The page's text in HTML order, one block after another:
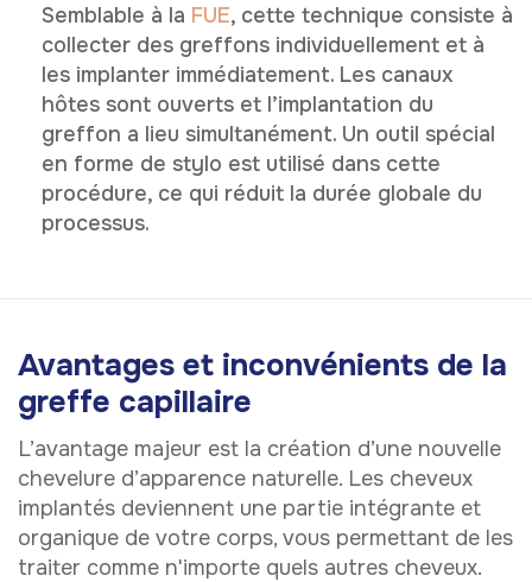
Semblable à la FUE, cette technique consiste à
collecter des greffons individuellement et à
les implanter immédiatement. Les canaux
hôtes sont ouverts et l’implantation du
greffon a lieu simultanément. Un outil spécial
en forme de stylo est utilisé dans cette
procédure, ce qui réduit la durée globale du
processus.
Avantages et inconvénients de la
greffe capillaire
L’avantage majeur est la création d’une nouvelle
chevelure d’apparence naturelle. Les cheveux
implantés deviennent une partie intégrante et
organique de votre corps, vous permettant de les
traiter comme n'importe quels autres cheveux.